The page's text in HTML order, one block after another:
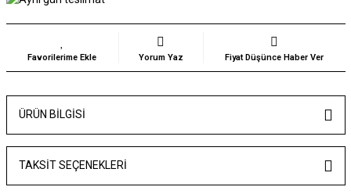
Yorum Yaz Fiyat Düşünce Haber Ver
ÜRÜN BILGISI
TAKSIT SEÇENEKLERI